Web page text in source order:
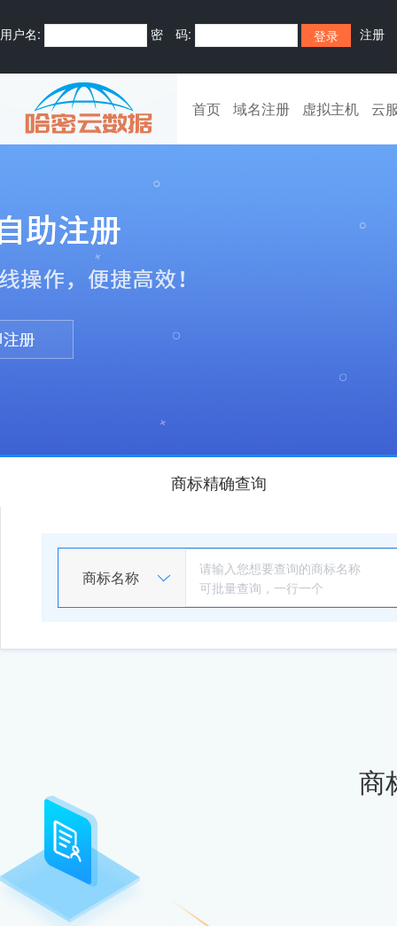
用户名: 密 码: 注册
首页 域名注册 虚拟主机 云
商标精确查询
商标名称
商